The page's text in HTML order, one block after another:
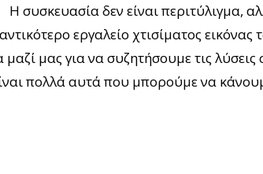
Η συσκευασία δεν είναι περιτύλιγμα,
εργαλείο χτισίματος
μαζί μας για να συζητήσουμε τις
πολλά αυτά που μπορούμε να